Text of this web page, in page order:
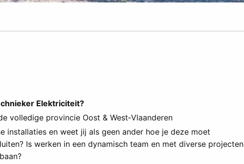
Elektriciteit?
volledige provincie Oost & West‑Vlaanderen
installaties en weet jij als geen ander hoe je deze moet
Is werken in een dynamisch team en met diverse projecten